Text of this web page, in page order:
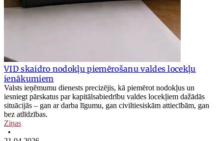
VID skaidro nodokļu piemērošanu valdes locekļu
ienākumiem
Valsts ieņēmumu dienests precizējis, kā piemērot nodokļus un
iesniegt pārskatus par kapitālsabiedrību valdes locekļiem dažādās
situācijās – gan ar darba līgumu, gan civiltiesiskām attiecībām, gan
bez atlīdzības.
Ziņas
•